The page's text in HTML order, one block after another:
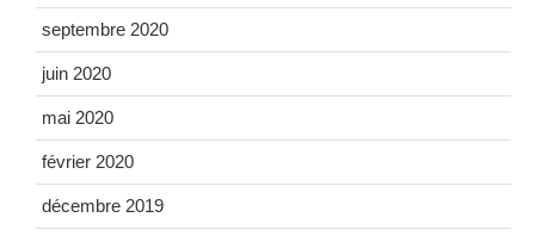
septembre 2020
juin 2020
mai 2020
février 2020
décembre 2019